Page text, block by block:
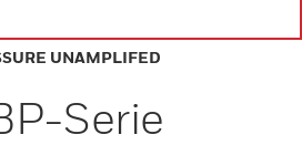
UNAMPLIFED
Serie